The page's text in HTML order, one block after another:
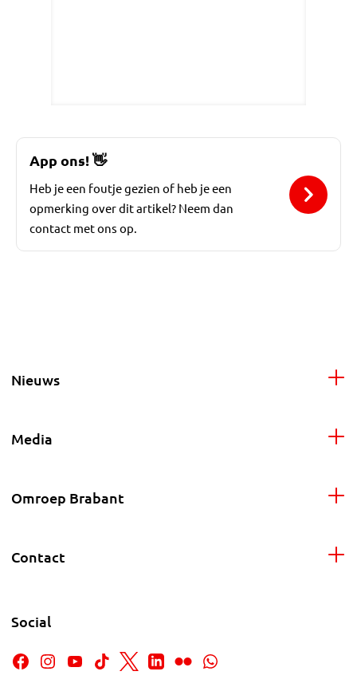
App ons!👋
Heb je een foutje gezien of heb je een
opmerking over dit artikel? Neem dan
contact met ons op.
Nieuws
Media
Omroep Brabant
Contact
Social